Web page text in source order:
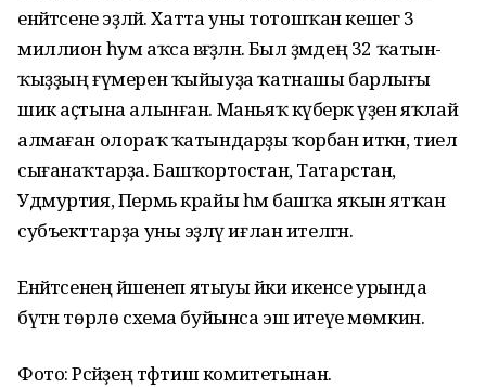
енәйәтсене эҙләй. Хатта уны тотошҡан кешегә 3
миллион һум аҡса вәғәҙәләнә. Был әҙәмдең 32 ҡатын-
ҡыҙҙың ғүмерен ҡыйыуҙа ҡатнашы барлығы
шик аҫтына алынған. Маньяҡ күберәк үҙен яҡлай
алмаған олораҡ ҡатындарҙы ҡорбан иткән, тиелә
сығанаҡтарҙа. Башҡортостан, Татарстан,
Удмуртия, Пермь крайы һәм башҡа яҡын ятҡан
субъекттарҙа уны эҙләү иғлан ителгән.
Енәйәтсенең йәшенеп ятыуы йәки икенсе урында
бүтән төрлө схема буйынса эш итеүе мөмкин.
Фото: Рәсәйҙең тәфтиш комитетынан.